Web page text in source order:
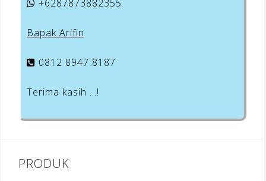
+6287873882355
Bapak Arifin
0812 8947 8187
Terima kasih …!
PRODUK